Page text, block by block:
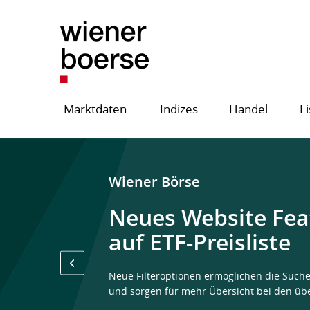
Marktdaten Indizes Handel
Wiener Börse
Neues Website
auf ETF-Preisliste
Neue Filteroptionen ermöglichen die
und sorgen für mehr Übersicht bei den